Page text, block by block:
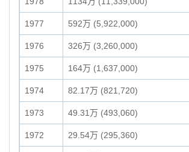
1977 592万 (5,922,000)
1976 326万 (3,260,000)
1975 164万 (1,637,000)
1974 82.17万 (821,720)
1973 49.31万 (493,060)
1972 29.54万 (295,360)